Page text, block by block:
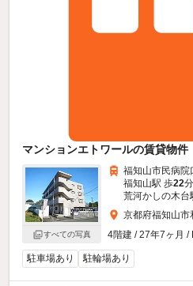
マンションエトワールの賃貸物件
すべての写真
福知山市民病院
福知山駅 歩22
荒河かしの木台
京都府福知山市
4階建 / 27年7ヶ月 /
駐車場あり 駐輪場あり